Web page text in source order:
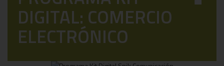
DIGITAL: COMERCIO
ELECTRÓNICO